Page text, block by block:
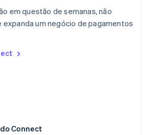
em questão de semanas, não
expanda um negócio de pagamentos
Connect
China